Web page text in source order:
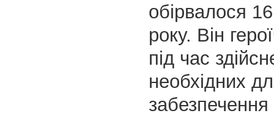
обірвалося
року. Він
під час
необхідних